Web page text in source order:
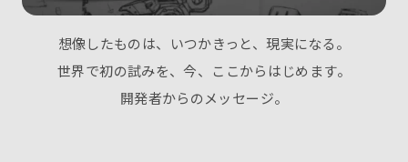
想像したものは、いつかきっと、現実になる。
世界で初の試みを、今、ここからはじめます。
開発者からのメッセージ。